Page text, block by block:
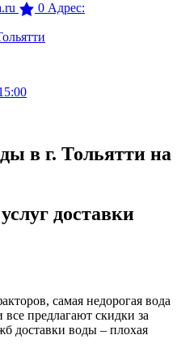
0 Адрес:
в г. Тольятти на
доставки
самая недорогая вода
предлагают скидки за
доставки воды – плохая